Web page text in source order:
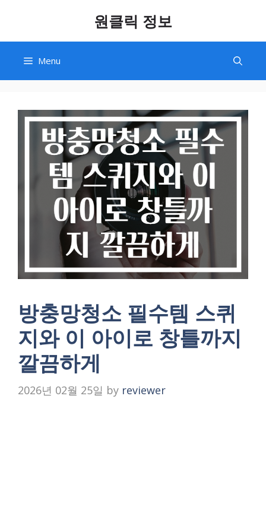
content
원클릭 정보
Menu
방충망청소 필수템 스퀴
지와 이 아이로 창틀까지
깔끔하게
2026년 02월 25일 by reviewer